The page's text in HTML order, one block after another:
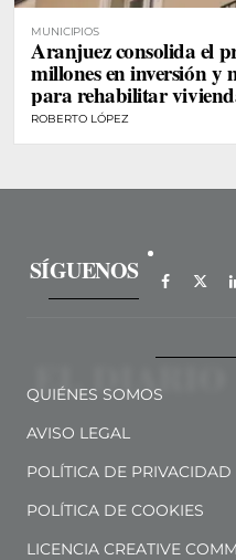
MUNICIPIOS
Aranjuez consolida el
millones en inversión y
para rehabilitar
ROBERTO LÓPEZ
SÍGUENOS
QUIÉNES SOMOS
AVISO LEGAL
POLÍTICA DE PRIVACIDAD
POLÍTICA DE COOKIES
LICENCIA CREATIVE